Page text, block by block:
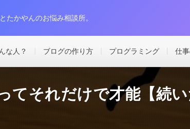
な人？ ブログの作り方 プログラミング 仕
てそれだけで才能【続